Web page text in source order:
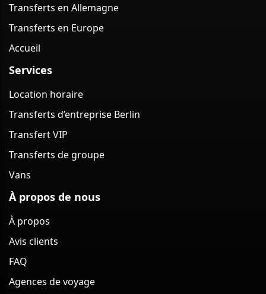
Transferts en Allemagne
Transferts en Europe
Accueil
Services
Location horaire
Transferts d’entreprise Berlin
Transfert VIP
Transferts de groupe
Vans
À propos de nous
À propos
Avis clients
FAQ
Agences de voyage